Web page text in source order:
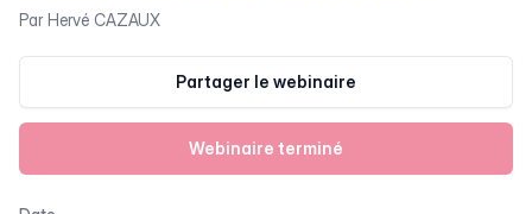
ParHervé CAZAUX
Partager le webinaire
Webinaire terminé